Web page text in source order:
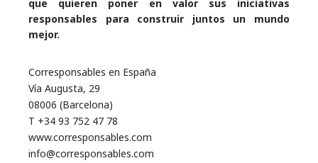
que quieren poner en valor sus iniciativas
responsables para construir juntos un mundo
mejor.
Corresponsables en España
Vía Augusta, 29
08006 (Barcelona)
T +34 93 752 47 78
www.corresponsables.com
info@corresponsables.com